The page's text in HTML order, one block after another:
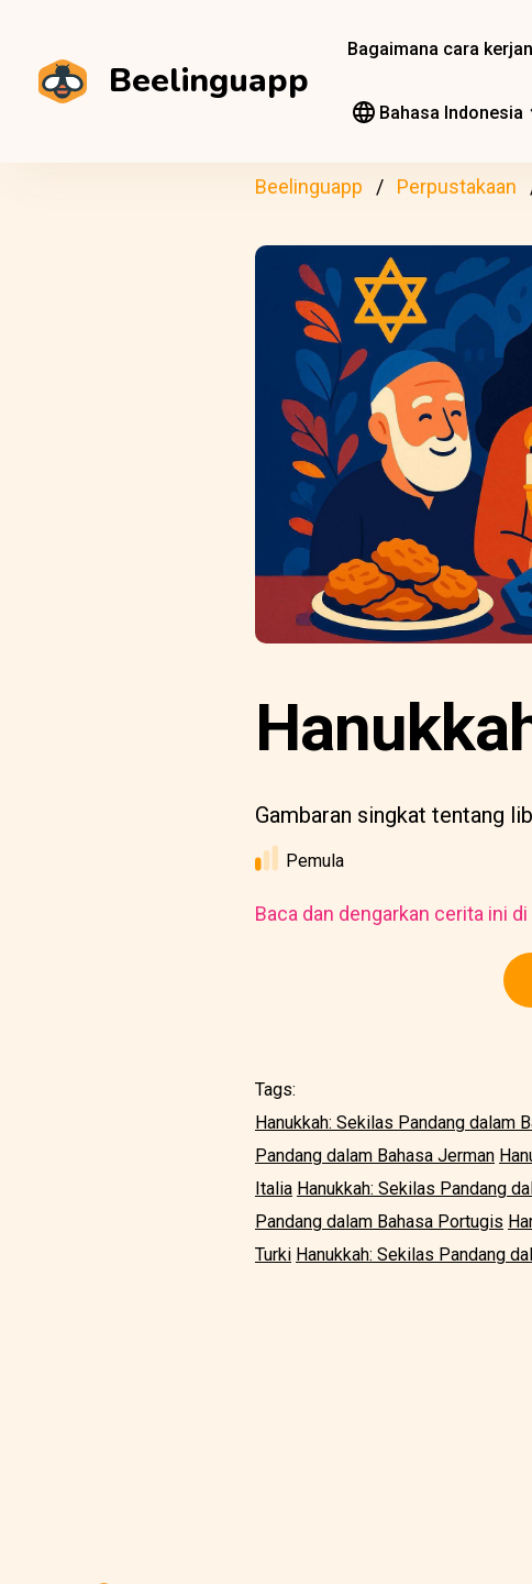
Beelinguapp
Bagaimana cara
Bahasa Indonesia
Beelinguapp Perpustakaan
Gambaran singkat tentang
Pemula
Baca dan dengarkan cerita ini
Tags:
Hanukkah: Sekilas Pandang dalam
Pandang dalam Bahasa Jerman
Italia Hanukkah: Sekilas Pandang
Pandang dalam Bahasa Portugis
Turki Hanukkah: Sekilas Pandang